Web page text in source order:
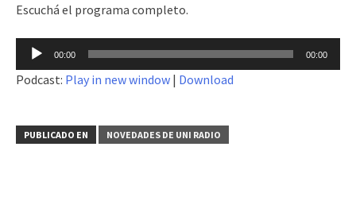
Escuchá el programa completo.
Reproductor
audio
00:00 00:00
Podcast: Play in new window | Download
PUBLICADO EN NOVEDADES DE UNI RADIO